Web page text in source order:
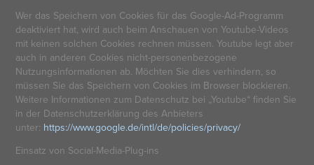
Wer das Speichern von Cookies für das Google-Ad-Programm
deaktiviert hat, wird auch beim Anschauen von Youtube-Videos
mit keinen solchen Cookies rechnen müssen. Youtube legt aber
auch in anderen Cookies nicht-personenbezogene
Nutzungsinformationen ab. Möchten Sie dies verhindern, so
müssen Sie das Speichern von Cookies im Browser blockieren.
Weitere Informationen zum Datenschutz bei „Youtube“ finden Sie
in der Datenschutzerklärung des Anbieters
unter: https://www.google.de/intl/de/policies/privacy/
Einsatz von Social-Media-Plug-ins